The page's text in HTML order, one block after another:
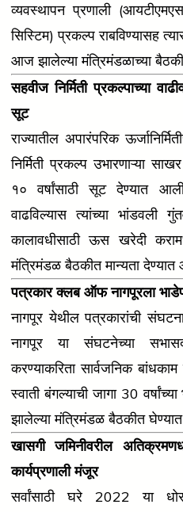
व्यवस्थापन प्रणाली
सिस्ट‍िम) प्रकल्प राबविण्यासह
आज झालेल्या मंत्रिमंडळाच्या
सहवीज निर्मिती प्रकल्पाच्या
सूट
राज्यातील अपारंपरिक
निर्मिती प्रकल्प उभारणाऱ्या
१० वर्षांसाठी सूट देण्यात
वाढविल्यास त्यांच्या भांडवली
कालावधीसाठी ऊस खरेदी
मंत्रिमंडळ बैठकीत मान्यता देण्यात
पत्रकार क्लब ऑफ नागपूरला
नागपूर येथील पत्रकारांची
नागपूर या संघटनेच्या
करण्याकरिता सार्वजनिक
स्वाती बंगल्याची जागा 30
झालेल्या मंत्रिमंडळ बैठकीत
खासगी जमिनीवरील
कार्यप्रणाली मंजूर
सर्वांसाठी घरे 2022 या